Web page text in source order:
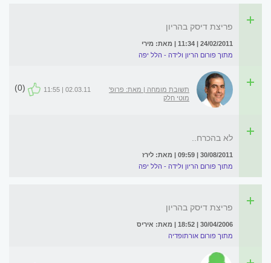
פריצת דיסק בהריון
24/02/2011 | 11:34 | מאת: מירי
מתוך פורום הריון ולידה - הלל יפה
תשובת מומחה | מאת: פרופ'
מוטי חלק
02.03.11 | 11:55
(0)
לא בהכרח..
30/08/2011 | 09:59 | מאת: לירז
מתוך פורום הריון ולידה - הלל יפה
פריצת דיסק בהריון
30/04/2006 | 18:52 | מאת: איריס
מתוך פורום אורתופדיה